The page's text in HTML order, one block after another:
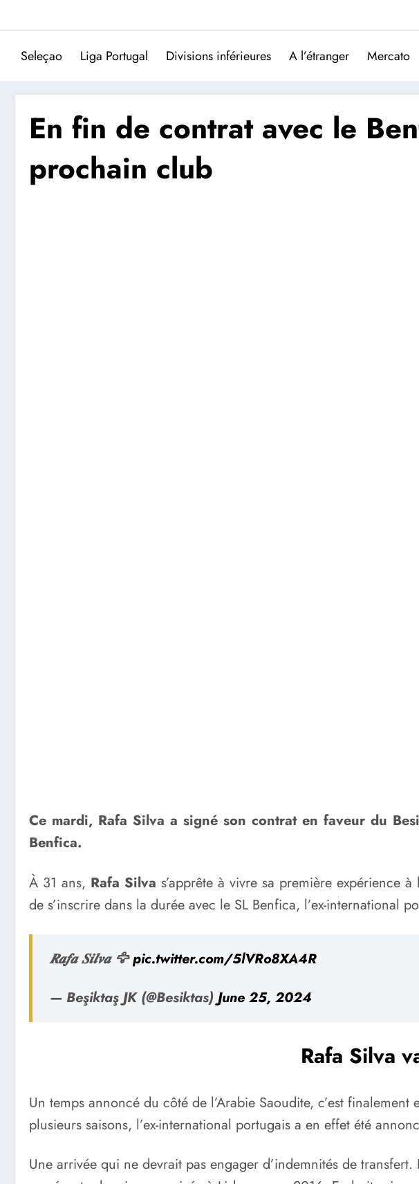
Seleçao Liga Portugal Divisions inférieures A l’étranger Mercato
En fin de contrat avec le
prochain club
Ce mardi, Rafa Silva a signé son contrat en faveur du
Benfica.
À 31 ans, Rafa Silva s’apprête à vivre sa première expérience
de s’inscrire dans la durée avec le SL Benfica, l’ex-international
𝑹𝒂𝒇𝒂 𝑺𝒊𝒍𝒗𝒂 🦅pic.twitter.com/5lVRo8XA4R
— Beşiktaş JK (@Besiktas)June 25, 2024
Rafa Silva
Un temps annoncé du côté de l’Arabie Saoudite, c’est finalement
plusieurs saisons, l’ex-international portugais a en effet été
Une arrivée qui ne devrait pas engager d’indemnités de transfert.